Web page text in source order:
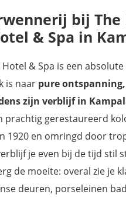
bij The
& Spa in
Hotel & Spa is een
is naar pure
zijn verblijf in
prachtig gerestaureerd
1920 en omringd door
je even bij de tijd stil
de moeite: overal zie je
deuren, porseleinen